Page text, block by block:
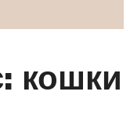
кошки